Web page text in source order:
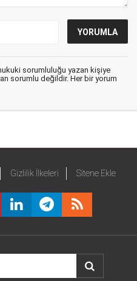
sorumluluğu yazan kişiye
sorumlu değildir. Her bir yorum
Gizlilik İlkeleri Sitene Ekle